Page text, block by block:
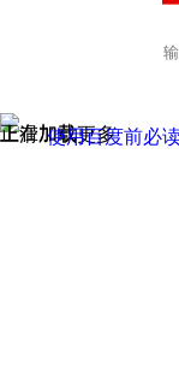
正在加载
上滑加载更多
使用百度前必